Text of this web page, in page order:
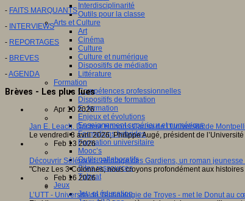
Interdisciplinarité
Outils pour la classe
Arts et Culture
Art
Cinéma
Culture
Culture et numérique
Dispositifs de médiation
Littérature
Formation
Compétences professionnelles
Dispositifs de formation
E- formation
Enjeux et évolutions
Enseignement supérieur et numérique
Formations hybrides
Formation universitaire
Mooc’s
Outils collaboratifs
Sites ressources
Tutorat
Jeux
Jeu et éducation
- FAITS MARQUANTS
- INTERVIEWS
- REPORTAGES
- BREVES
-AGENDA
Brèves - Les plus lues
Apr 10 2026
Jan E. Leach, Docteur Honoris Causa de l’Université de
Le vendredi 3 avril 2026, Philippe Augé, président de
Feb 13 2026
Découvrir Séléna et l’Héritage des Gardiens, un roman
"Chez Les 3 Colonnes, nous croyons profondément aux
Feb 16 2026
L’UTT - Université de Technologie de Troyes - met le Donut au